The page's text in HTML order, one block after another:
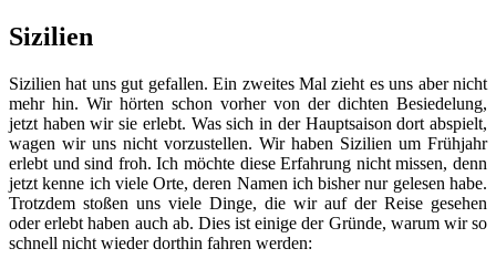
Sizilien
Sizilien hat uns gut gefallen. Ein zweites Mal zieht es uns aber nicht
mehr hin. Wir hörten schon vorher von der dichten Besiedelung,
jetzt haben wir sie erlebt. Was sich in der Hauptsaison dort abspielt,
wagen wir uns nicht vorzustellen. Wir haben Sizilien um Frühjahr
erlebt und sind froh. Ich möchte diese Erfahrung nicht missen, denn
jetzt kenne ich viele Orte, deren Namen ich bisher nur gelesen habe.
Trotzdem stoßen uns viele Dinge, die wir auf der Reise gesehen
oder erlebt haben auch ab. Dies ist einige der Gründe, warum wir so
schnell nicht wieder dorthin fahren werden: